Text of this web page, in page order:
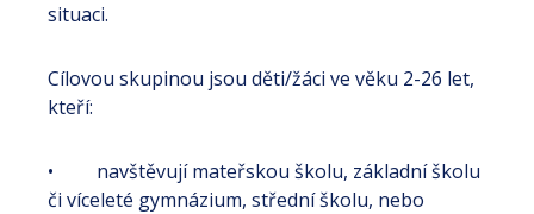
situaci.
Cílovou skupinou jsou děti/žáci ve věku 2-26 let,
kteří:
• navštěvují mateřskou školu, základní školu
či víceleté gymnázium, střední školu, nebo